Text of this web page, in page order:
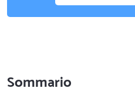
Sommario